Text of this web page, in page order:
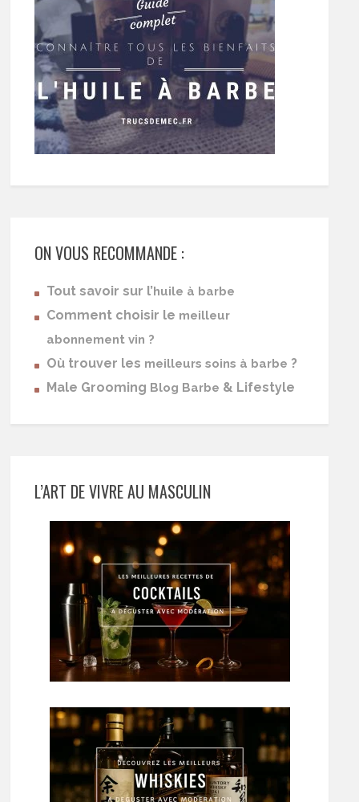
ON VOUS RECOMMANDE :
Tout savoir sur l’ huile à barbe
Comment choisir le meilleur
abonnement vin ?
Où trouver les meilleurs soins à barbe ?
Male Grooming Blog Barbe & Lifestyle
L’ART DE VIVRE AU MASCULIN